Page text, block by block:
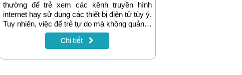
thường để trẻ xem các kênh truyền hình
internet hay sử dụng các thiết bị điện tử tùy ý.
Tuy nhiên, việc để trẻ tự do mà không quản lý
cách sử dụng các thiết bị điện tử ở trẻ có thể
gây ra những hậu quả khôn lường. Trong quá
ảnh hưởng bởi những gì chúng nhìn thấy và
Chi tiết